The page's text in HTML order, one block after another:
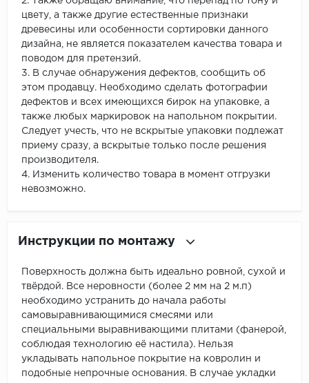
цвету, а также другие естественные признаки
древесины или особенности сортировки данного
дизайна, не является показателем качества товара и
поводом для претензий.
3. В случае обнаружения дефектов, сообщить об
этом продавцу. Необходимо сделать фотографии
дефектов и всех имеющихся бирок на упаковке, а
также любых маркировок на напольном покрытии.
Следует учесть, что не вскрытые упаковки подлежат
приему сразу, а вскрытые только после решения
производителя.
4. Изменить количество товара в момент отгрузки
невозможно.
Инструкции по монтажу
Поверхность должна быть идеально ровной, сухой и
твёрдой. Все неровности (более 2 мм на 2 м.п)
необходимо устранить до начала работы
самовыравнивающимися смесями или
специальными выравнивающими плитами (фанерой,
соблюдая технологию её настила). Нельзя
укладывать напольное покрытие на ковролин и
подобные непрочные основания. В случае укладки